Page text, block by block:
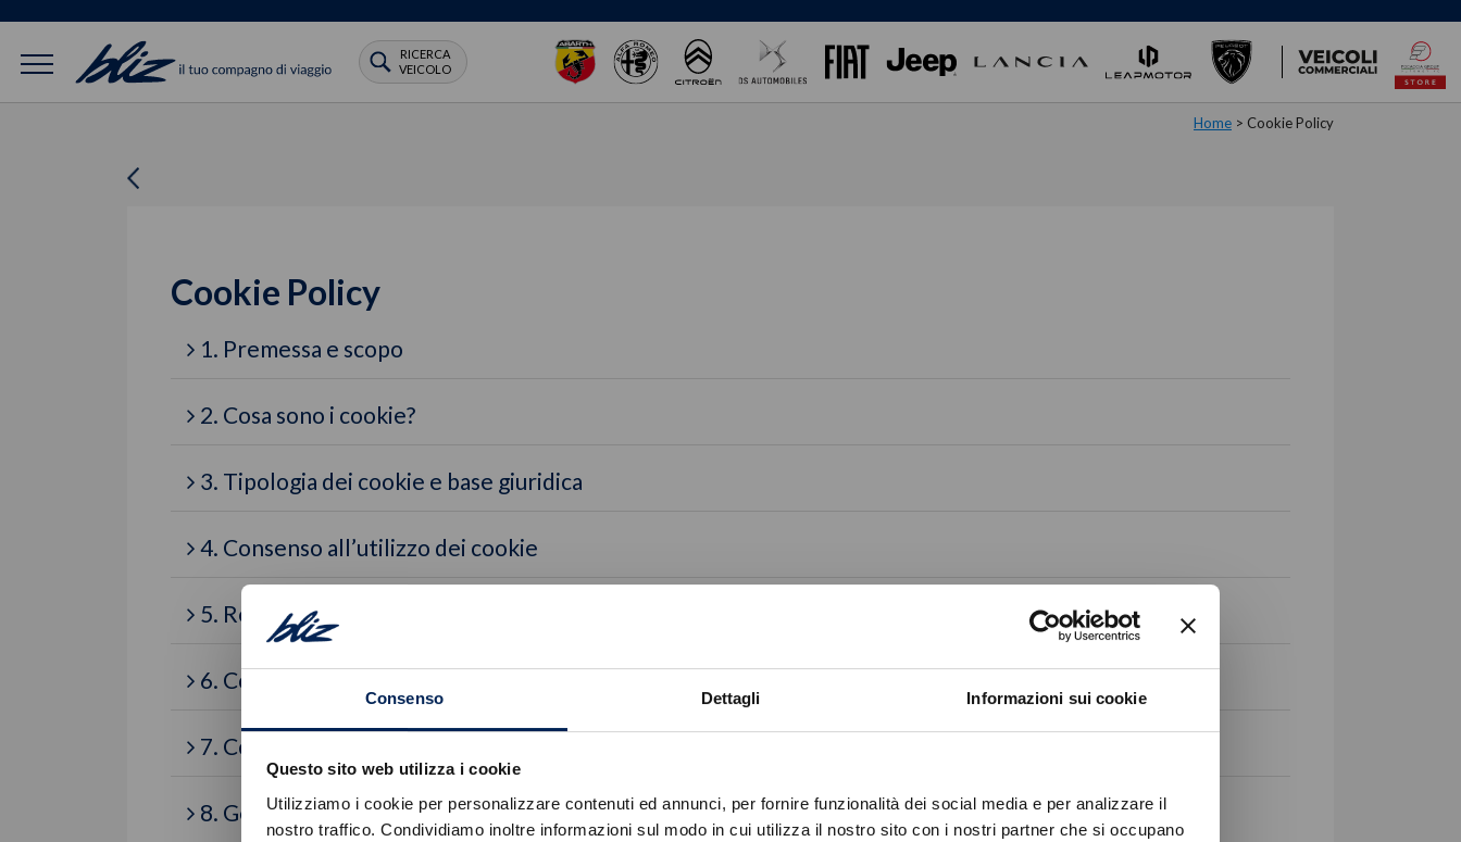
Consenso Dettagli Informazioni sui cookie
Questo sito web utilizza i cookie
Utilizziamo i cookie per personalizzare contenuti ed annunci, per fornire funzionalità dei social media e per analizzare il
nostro traffico. Condividiamo inoltre informazioni sul modo in cui utilizza il nostro sito con i nostri partner che si occupano
RICERCA
VEICOLO
Home > Cookie Policy
Cookie Policy
1. Premessa e scopo
2. Cosa sono i cookie?
3. Tipologia dei cookie e base giuridica
4. Consenso all’utilizzo dei cookie
5. Revoca del consenso prestato
6. Cookie installati su questo sito e relative finalità
7. Cookie e altre tecnologie di terze parti
8. Gestione dei cookie Errore